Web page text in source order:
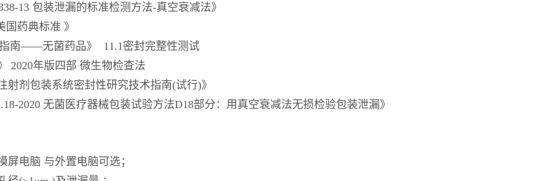
13 包装泄漏的标准检测方法-真空衰减法》
国药典标准 》
指南——无菌药品》 11.1密封完整性测试
2020年版四部 微生物检查法
射剂包装系统密封性研究技术指南(试行)》
2020 无菌医疗器械包装试验方法D18部分：用真空衰减法无损检验包装泄漏》
屏电脑 与外置电脑可选；